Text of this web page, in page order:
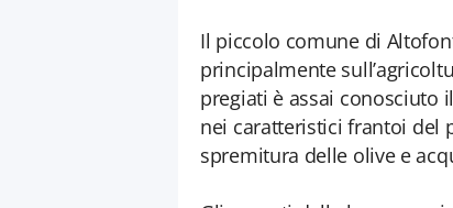
Il piccolo comune di
principalmente
pregiati è assai conosciuto
nei caratteristici frantoi del
spremitura delle olive e